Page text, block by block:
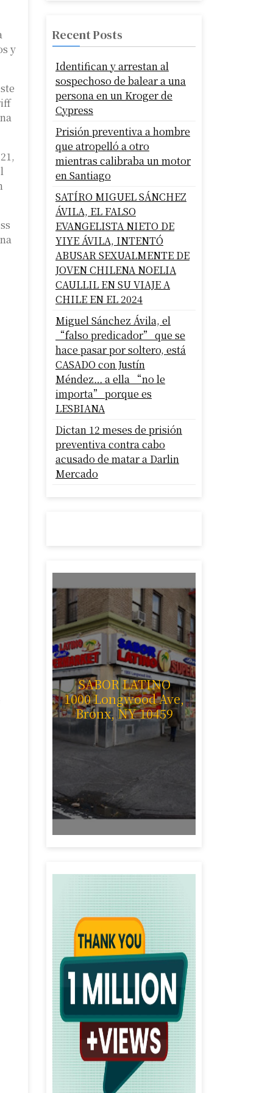
y
Recent Posts
Identifican y arrestan al
sospechoso de balear a una
persona en un Kroger de
Cypress
Prisión preventiva a hombre
que atropelló a otro
mientras calibraba un motor
en Santiago
SATÍRO MIGUEL SÁNCHEZ
ÁVILA, EL FALSO
EVANGELISTA NIETO DE
YIYE ÁVILA, INTENTÓ
ABUSAR SEXUALMENTE DE
JOVEN CHILENA NOELIA
CAULLIL EN SU VIAJE A
CHILE EN EL 2024
Miguel Sánchez Ávila, el
“falso predicador” que se
hace pasar por soltero, está
CASADO con Justín
Méndez… a ella “no le
importa” porque es
LESBIANA
Dictan 12 meses de prisión
preventiva contra cabo
acusado de matar a Darlin
Mercado
SABOR LATINO
1000 Longwood Ave,
Bronx, NY 10459